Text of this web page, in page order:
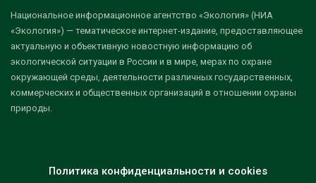
Национальное информационное агентство «Экология» (НИА
«Экология») — тематическое интернет-издание, предоставляющее
актуальную и объективную новостную информацию об
экологической ситуации в России и в мире, мерах по охране
окружающей среды, деятельности различных государственных,
коммерческих и общественных организаций в отношении охраны
природы.
Политика конфиденциальности и cookies